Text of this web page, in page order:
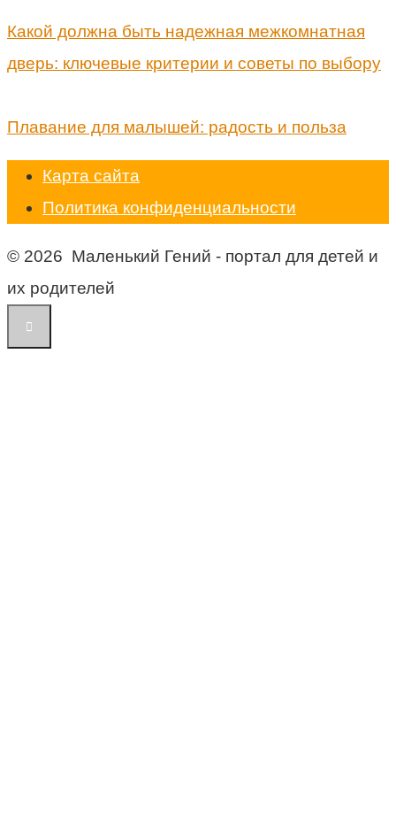
Какой должна быть надежная межкомнатная
дверь: ключевые критерии и советы по выбору
Плавание для малышей: радость и польза
Карта сайта
Политика конфиденциальности
© 2026 Маленький Гений - портал для детей и
их родителей